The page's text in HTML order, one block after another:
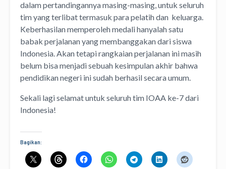
dalam pertandingannya masing-masing, untuk seluruh
tim yang terlibat termasuk para pelatih dan keluarga.
Keberhasilan memperoleh medali hanyalah satu
babak perjalanan yang membanggakan dari siswa
Indonesia. Akan tetapi rangkaian perjalanan ini masih
belum bisa menjadi sebuah kesimpulan akhir bahwa
pendidikan negeri ini sudah berhasil secara umum.
Sekali lagi selamat untuk seluruh tim IOAA ke-7 dari
Indonesia!
Bagikan: